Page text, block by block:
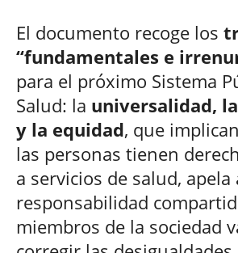
El documento recoge los
“fundamentales e
para el próximo Sistema
Salud: la universalidad,
y la equidad, que
las personas tienen
a servicios de salud, apela
responsabilidad
miembros de la sociedad